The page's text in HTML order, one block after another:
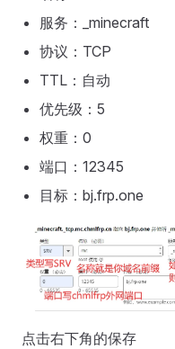
服务：_minecraft
协议：TCP
TTL：自动
优先级：5
权重：0
端口：12345
目标：bj.frp.one
点击右下角的保存